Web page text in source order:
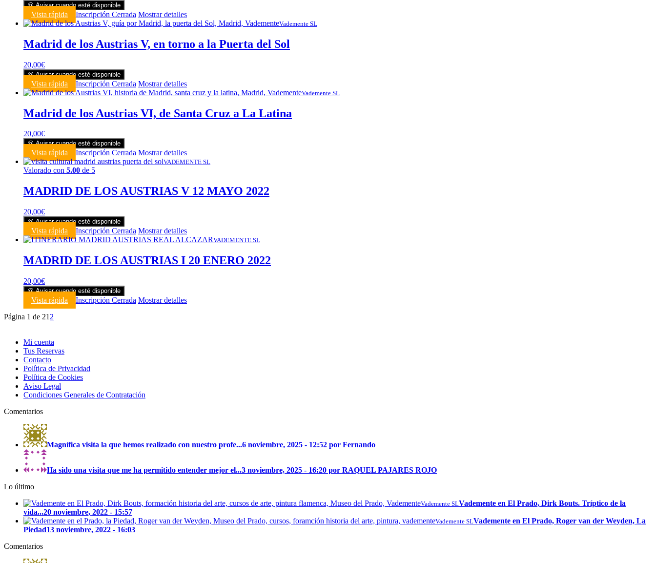
@ Avisar cuando esté disponible
Vista rápida Inscripción Cerrada Mostrar detalles
Vademente SL
Madrid de los Austrias V, en torno a la Puerta del Sol
20,00€
@ Avisar cuando esté disponible
Vista rápida Inscripción Cerrada Mostrar detalles
Vademente SL
Madrid de los Austrias VI, de Santa Cruz a La Latina
20,00€
@ Avisar cuando esté disponible
Vista rápida Inscripción Cerrada Mostrar detalles
VADEMENTE SL
Valorado con 5.00 de 5
MADRID DE LOS AUSTRIAS V 12 MAYO 2022
20,00€
@ Avisar cuando esté disponible
Vista rápida Inscripción Cerrada Mostrar detalles
VADEMENTE SL
MADRID DE LOS AUSTRIAS I 20 ENERO 2022
20,00€
@ Avisar cuando esté disponible
Vista rápida Inscripción Cerrada Mostrar detalles
Página 1 de 21 2
Mi cuenta
Tus Reservas
Contacto
Política de Privacidad
Política de Cookies
Aviso Legal
Condiciones Generales de Contratación
Comentarios
Magnífica visita la que hemos realizado con nuestro profe...6 noviembre, 2025 - 12:52 por Fernando
Ha sido una visita que me ha permitido entender mejor el...3 noviembre, 2025 - 16:20 por RAQUEL PAJARES ROJO
Lo último
Vademente SLVademente en El Prado, Dirk Bouts. Tríptico de la
vida...20 noviembre, 2022 - 15:57
Vademente SLVademente en El Prado, Roger van der Weyden, La
Piedad13 noviembre, 2022 - 16:03
Comentarios